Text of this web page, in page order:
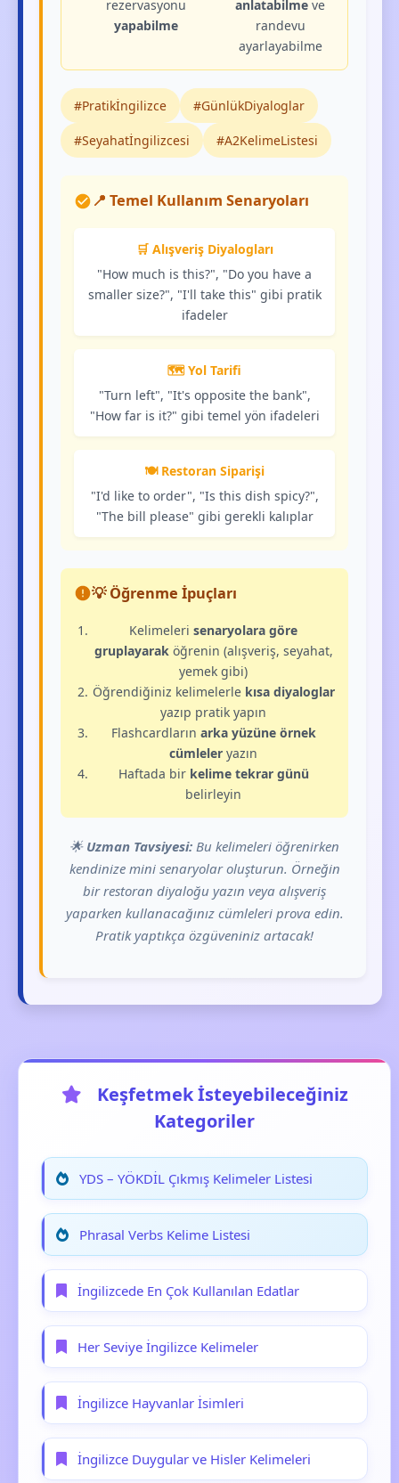
rezervasyonu
yapabilme
anlatabilme ve
randevu
ayarlayabilme
#Pratikİngilizce #GünlükDiyaloglar
#Seyahatİngilizcesi #A2KelimeListesi
📍 Temel Kullanım Senaryoları
🛒 Alışveriş Diyalogları
"How much is this?", "Do you have a
smaller size?", "I'll take this" gibi pratik
ifadeler
🗺️ Yol Tarifi
"Turn left", "It's opposite the bank",
"How far is it?" gibi temel yön ifadeleri
🍽️ Restoran Siparişi
"I'd like to order", "Is this dish spicy?",
"The bill please" gibi gerekli kalıplar
💡 Öğrenme İpuçları
Kelimelerisenaryolara göre
gruplayaraköğrenin (alışveriş, seyahat,
yemek gibi)
Öğrendiğiniz kelimelerle kısa diyaloglar
yazıp pratik yapın
Flashcardların arka yüzüne örnek
cümleler yazın
Haftada bir kelime tekrar günü
belirleyin
🌟 Uzman Tavsiyesi: Bu kelimeleri öğrenirken
kendinize mini senaryolar oluşturun. Örneğin
bir restoran diyaloğu yazın veya alışveriş
yaparken kullanacağınız cümleleri prova edin.
Pratik yaptıkça özgüveniniz artacak!
Keşfetmek İsteyebileceğiniz
Kategoriler
YDS – YÖKDİL Çıkmış Kelimeler Listesi
Phrasal Verbs Kelime Listesi
İngilizcede En Çok Kullanılan Edatlar
Her Seviye İngilizce Kelimeler
İngilizce Hayvanlar İsimleri
İngilizce Duygular ve Hisler Kelimeleri